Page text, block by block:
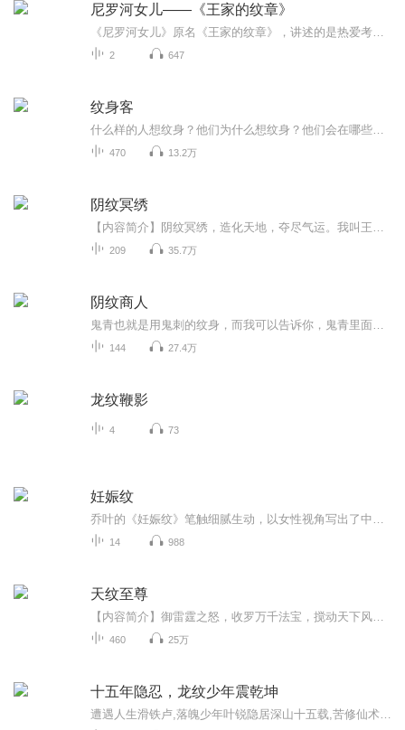
尼罗河女儿——《王家的纹章》
2 647
纹身客
470 13.2万
阴纹冥绣
209 35.7万
阴纹商人
144 27.4万
龙纹鞭影
4 73
妊娠纹
14 988
天纹至尊
460 25万
十五年隐忍，龙纹少年震乾坤